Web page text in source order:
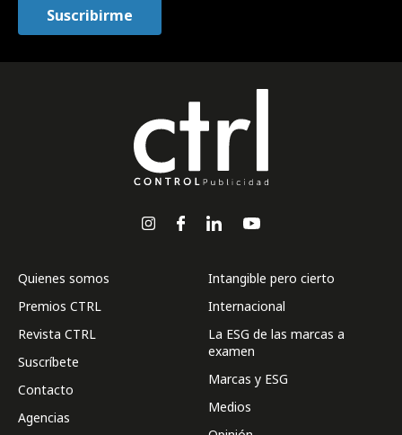
Quienes somos
Premios CTRL
Revista CTRL
Suscríbete
Contacto
Agencias
Intangible pero cierto
Internacional
La ESG de las marcas a
examen
Marcas y ESG
Medios